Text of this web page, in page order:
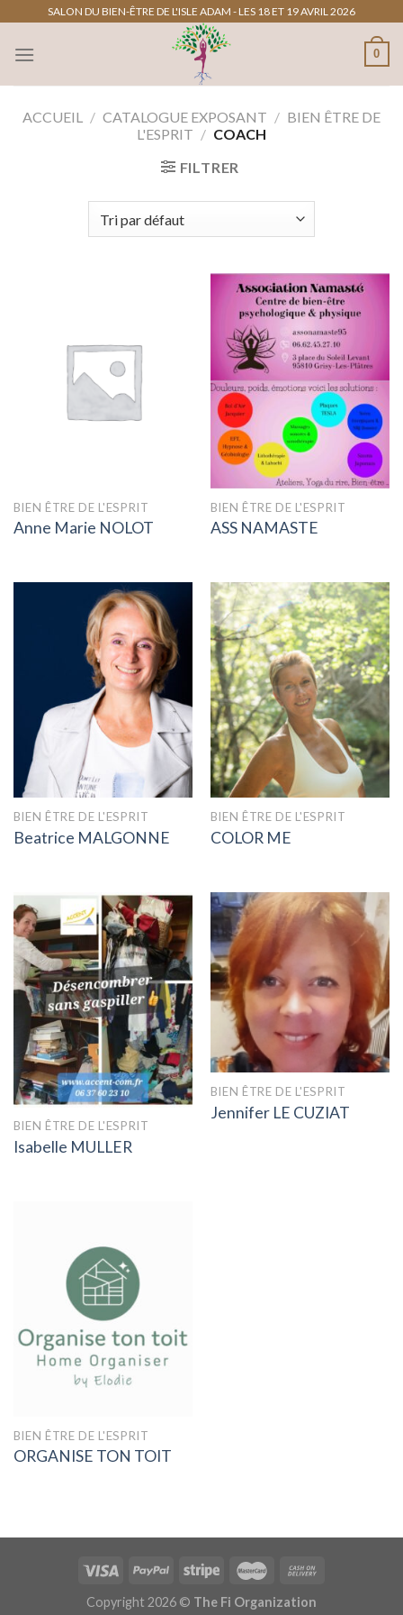
contenu
SALON DU BIEN-ÊTRE DE L'ISLE ADAM - LES 18 ET 19 AVRIL 2026
0
ACCUEIL / CATALOGUE EXPOSANT / BIEN ÊTRE DE
L'ESPRIT / COACH
FILTRER
BIEN ÊTRE DE L'ESPRIT
Anne Marie NOLOT
BIEN ÊTRE DE L'ESPRIT
ASS NAMASTE
BIEN ÊTRE DE L'ESPRIT
Beatrice MALGONNE
BIEN ÊTRE DE L'ESPRIT
COLOR ME
BIEN ÊTRE DE L'ESPRIT
Isabelle MULLER
BIEN ÊTRE DE L'ESPRIT
Jennifer LE CUZIAT
BIEN ÊTRE DE L'ESPRIT
ORGANISE TON TOIT
Copyright 2026 © The Fi Organization